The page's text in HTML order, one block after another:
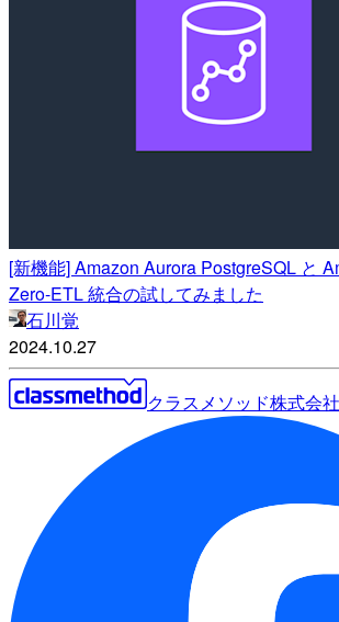
[新機能] Amazon Aurora PostgreSQL と
Zero-ETL 統合の試してみました
石川覚
2024.10.27
クラスメソッド株式会社